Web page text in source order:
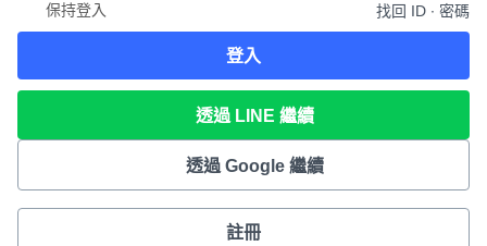
保持登入 找回 ID ∙ 密碼
登入
透過 LINE 繼續
透過 Google 繼續
註冊